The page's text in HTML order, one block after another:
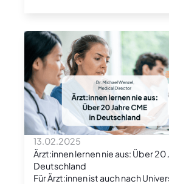
13.02.2025
Ärzt:innen lernen nie aus: Über 20
Deutschland
Für Ärzt:innen ist auch nach